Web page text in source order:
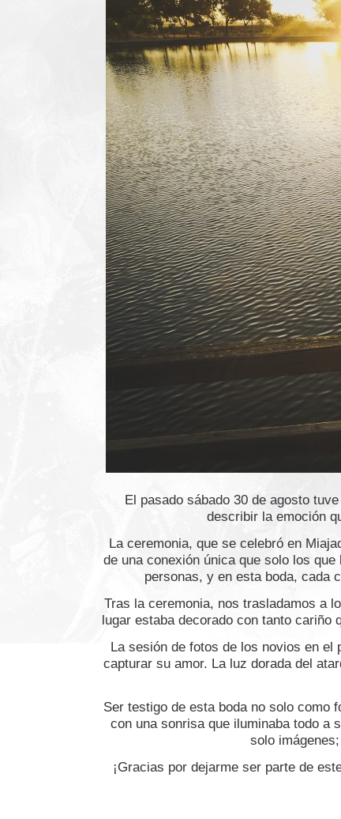
El pasado sábado 30 de agosto
describir la emoción
La ceremonia, que se celebró en
de una conexión única que solo los
personas, y en esta boda, cada
Tras la ceremonia, nos trasladamos a
lugar estaba decorado con tanto
La sesión de fotos de los novios en el
capturar su amor. La luz dorada del
Ser testigo de esta boda no solo como
con una sonrisa que iluminaba todo a
solo
¡Gracias por dejarme ser parte de